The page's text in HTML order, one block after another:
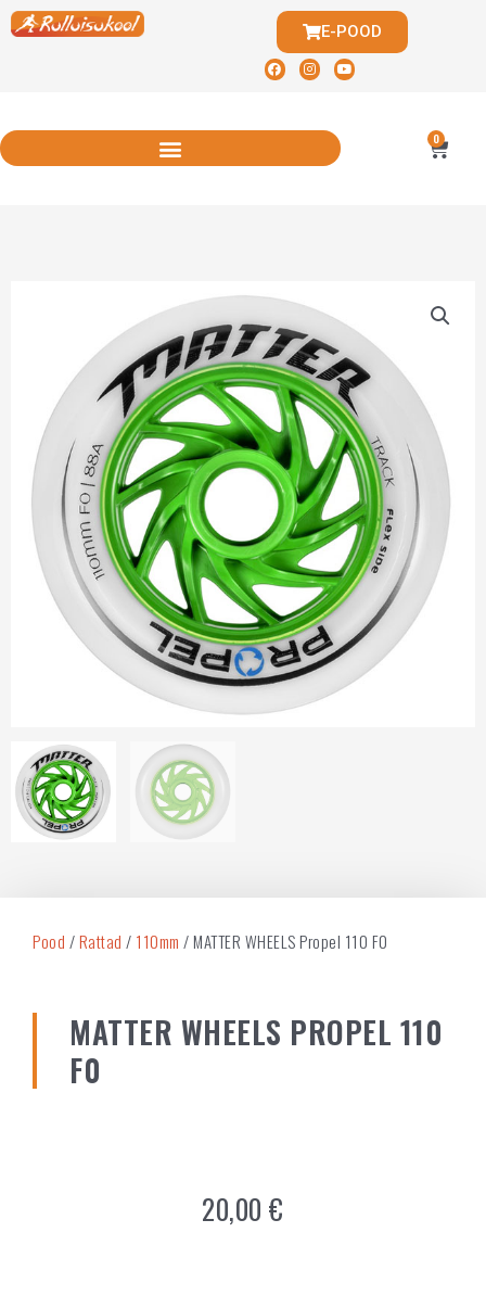
E-POOD
0
Pood /Rattad / 110mm / MATTER WHEELS Propel 110 F0
MATTER WHEELS PROPEL 110
F0
20,00€